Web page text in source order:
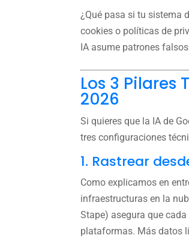
¿Qué pasa si tu sistema
cookies o políticas de
IA asume patrones
Los 3 Pilares
2026
Si quieres que la IA de
tres configuraciones
1. Rastrear
Como explicamos en
infraestructuras en la
Stape) asegura que
plataformas. Más datos